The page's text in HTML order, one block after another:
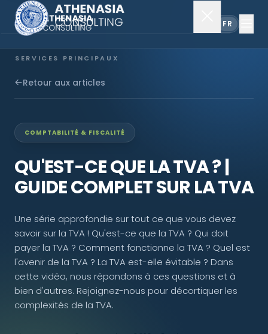
FR
SERVICES PRINCIPAUX
Constitution de société
EXPLORER
À propos
Actualités
NOUS SUIVRE
Retour aux articles
COMPTABILITÉ & FISCALITÉ
QU'EST-CE QUE LA TVA ? |
GUIDE COMPLET SUR LA TVA
Une série approfondie sur tout ce que vous devez
savoir sur la TVA ! Qu'est-ce que la TVA ? Qui doit
payer la TVA ? Comment fonctionne la TVA ? Quel est
l'avenir de la TVA ? La TVA est-elle évitable ? Dans
cette vidéo, nous répondons à ces questions et à
bien d'autres. Rejoignez-nous pour décortiquer les
complexités de la TVA.